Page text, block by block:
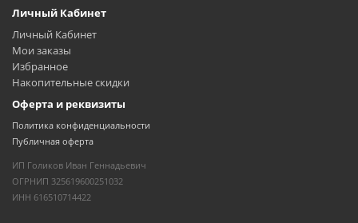
Личный Кабинет
Личный Кабинет
Мои заказы
Избранное
Накопительные скидки
Оферта и реквизиты
Политика конфиденциальности
Публичная оферта
ИП Голиков Иван Геннадьевич
ОГРНИП 325619600251032
ИНН 616510714422